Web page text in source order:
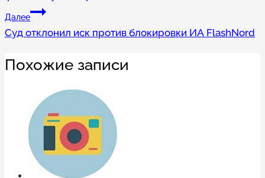
записям
Далее
Суд отклонил иск против блокировки ИА FlashNord
Похожие записи